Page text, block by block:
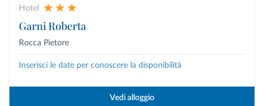
Hotel
Garni Roberta
Rocca Pietore
Inserisci le date per conoscere la disponibilità
Vedi alloggio